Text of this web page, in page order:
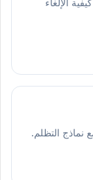
نماذج التظلم.